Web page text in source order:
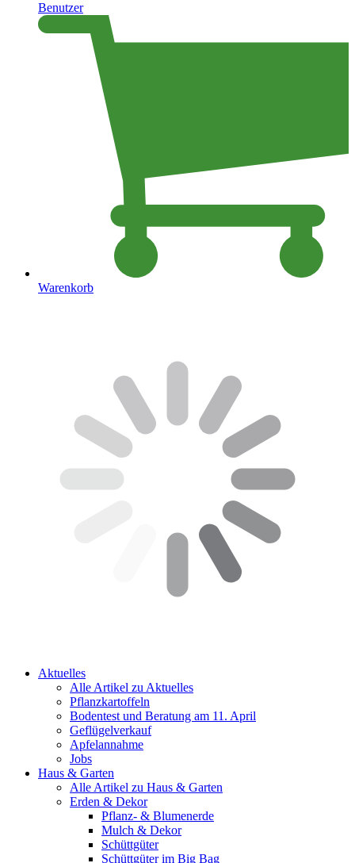
Benutzer
Warenkorb
Aktuelles
Alle Artikel zu Aktuelles
Pflanzkartoffeln
Bodentest und Beratung am 11. April
Geflügelverkauf
Apfelannahme
Jobs
Haus & Garten
Alle Artikel zu Haus & Garten
Erden & Dekor
Pflanz- & Blumenerde
Mulch & Dekor
Schüttgüter
Schüttgüter im Big Bag